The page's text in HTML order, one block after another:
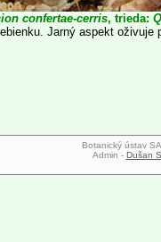
confertae-cerris, trieda:
Jarný aspekt oživuje
Botanický ústav
Admin - Dušan